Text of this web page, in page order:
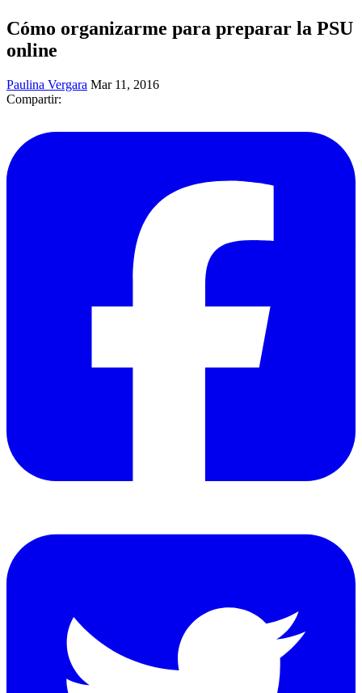
Cómo organizarme para preparar la PSU
online
Paulina Vergara Mar 11, 2016
Compartir: